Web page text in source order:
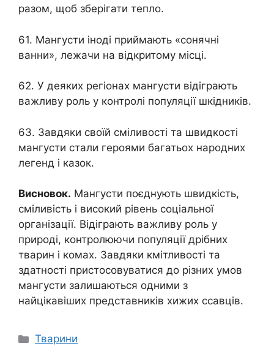
разом, щоб зберігати тепло.
61. Мангусти іноді приймають «сонячні
ванни», лежачи на відкритому місці.
62. У деяких регіонах мангусти відіграють
важливу роль у контролі популяції шкідників.
63. Завдяки своїй сміливості та швидкості
мангусти стали героями багатьох народних
легенд і казок.
Висновок. Мангусти поєднують швидкість,
сміливість і високий рівень соціальної
організації. Відіграють важливу роль у
природі, контролюючи популяції дрібних
тварин і комах. Завдяки кмітливості та
здатності пристосовуватися до різних умов
мангусти залишаються одними з
найцікавіших представників хижих ссавців.
Категорії
Тварини